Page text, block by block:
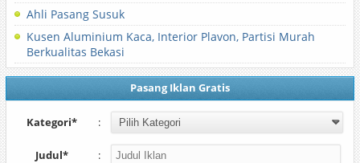
Ahli Pasang Susuk
Kusen Aluminium Kaca, Interior Plavon, Partisi Murah
Berkualitas Bekasi
Pasang Iklan Gratis
Kategori* :
Judul* :